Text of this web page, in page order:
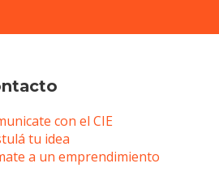
con el CIE
tu idea
a un emprendimiento